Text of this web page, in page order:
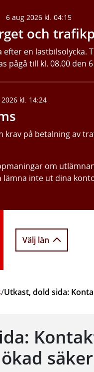
6 aug 2026 kl. 04:15
och
en lastbilsolycka.
pågå till kl. 08.00 den
kl. 14:24
krav på betalning av
om
lämna inte ut dina
Välj län
/Utkast, dold sida: